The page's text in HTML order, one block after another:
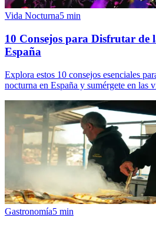
Vida Nocturna5 min
10 Consejos para Disfrutar de
España
Explora estos 10 consejos esenciales
nocturna en España y sumérgete en las
Gastronomía5 min